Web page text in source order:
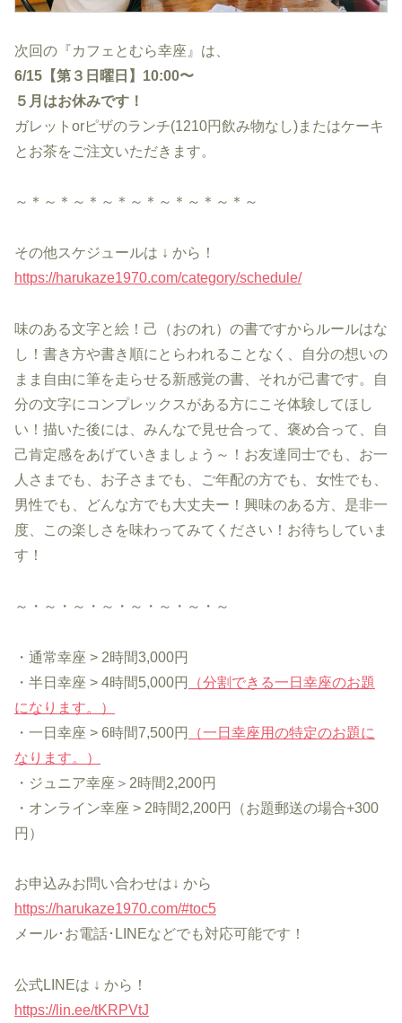
次回の『カフェとむら幸座』は、
6/15【第３日曜日】10:00〜
５月はお休みです！
ガレットorピザのランチ(1210円飲み物なし)またはケーキ
とお茶をご注文いただきます。
～＊～＊～＊～＊～＊～＊～＊～＊～
その他スケジュールは ↓ から！
https://harukaze1970.com/category/schedule/
味のある文字と絵！己（おのれ）の書ですからルールはな
し！書き方や書き順にとらわれることなく、自分の想いの
まま自由に筆を走らせる新感覚の書、それが己書です。自
分の文字にコンプレックスがある方にこそ体験してほし
い！描いた後には、みんなで見せ合って、褒め合って、自
己肯定感をあげていきましょう～！お友達同士でも、お一
人さまでも、お子さまでも、ご年配の方でも、女性でも、
男性でも、どんな方でも大丈夫ー！興味のある方、是非一
度、この楽しさを味わってみてください！お待ちしていま
す！
～・～・～・～・～・～・～・～
・通常幸座 > 2時間3,000円
・半日幸座 > 4時間5,000円
（分割できる一日幸座のお題
になります。）
・一日幸座 > 6時間7,500円
（一日幸座用の特定のお題に
なります。）
・ジュニア幸座＞2時間2,200円
・オンライン幸座 > 2時間2,200円（お題郵送の場合+300
円）
お申込みお問い合わせは↓ から
https://harukaze1970.com/#toc5
メール･お電話･LINEなどでも対応可能です！
公式LINEは ↓ から！
https://lin.ee/tKRPVtJ